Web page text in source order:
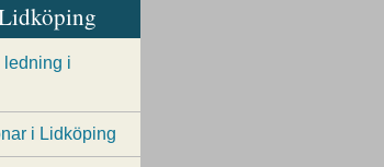
ledning i
i Lidköping